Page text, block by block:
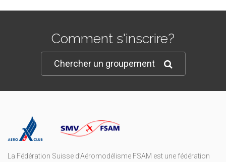
Comment s'inscrire?
Chercher un groupement
La Fédération Suisse d’Aéromodélisme FSAM est une fédération